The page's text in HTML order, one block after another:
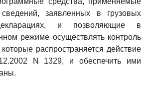
заявленных в грузовых
и позволяющие в
режиме осуществлять контроль
распространяется действие
N 1329, и обеспечить ими